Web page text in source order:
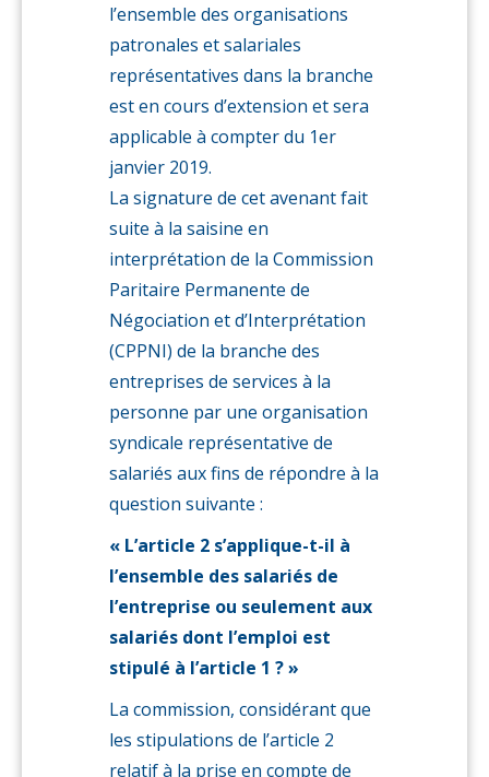
l’ensemble des organisations
patronales et salariales
représentatives dans la branche
est en cours d’extension et sera
applicable à compter du 1er
janvier 2019.
La signature de cet avenant fait
suite à la saisine en
interprétation de la Commission
Paritaire Permanente de
Négociation et d’Interprétation
(CPPNI) de la branche des
entreprises de services à la
personne par une organisation
syndicale représentative de
salariés aux fins de répondre à la
question suivante :
« L’article 2 s’applique-t-il à
l’ensemble des salariés de
l’entreprise ou seulement aux
salariés dont l’emploi est
stipulé à l’article 1 ? »
La commission, considérant que
les stipulations de l’article 2
relatif à la prise en compte de